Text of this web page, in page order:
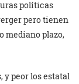
políticas
pero tienen
mediano plazo,
y peor los estatal